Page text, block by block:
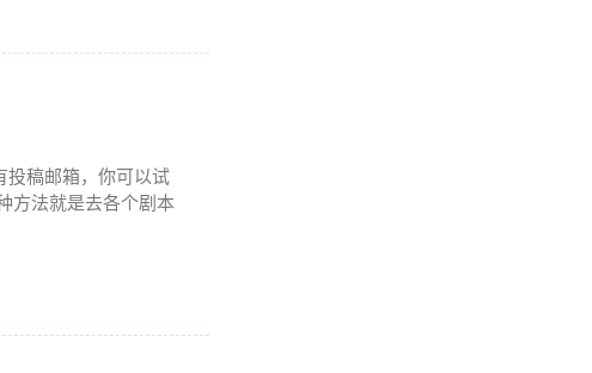
投稿邮箱，你可以试
方法就是去各个剧本